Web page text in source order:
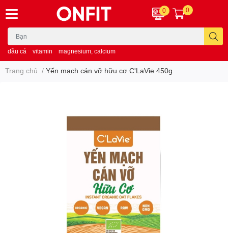
dầu cá vitamin magnesium, calcium
0 0
Trang chủ / Yến mạch cán vỡ hữu cơ C'LaVie 450g